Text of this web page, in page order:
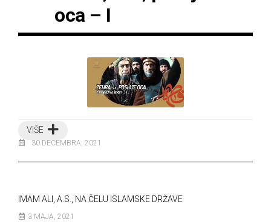
oca – I
VIŠE
30 DECEMBRA, 2021
IMAM ALI, A.S., NA ČELU ISLAMSKE DRŽAVE
3 MAJA, 2021